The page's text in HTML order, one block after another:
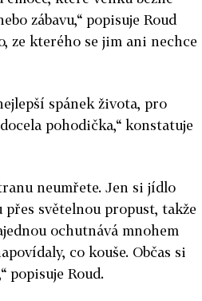
zábavu,“ popisuje Roud
ze kterého se jim ani nechce
spánek života, pro
pohodička,“ konstatuje
neumřete. Jen si jídlo
světelnou propust, takže
ochutnává mnohem
co kouše. Občas si
popisuje Roud.